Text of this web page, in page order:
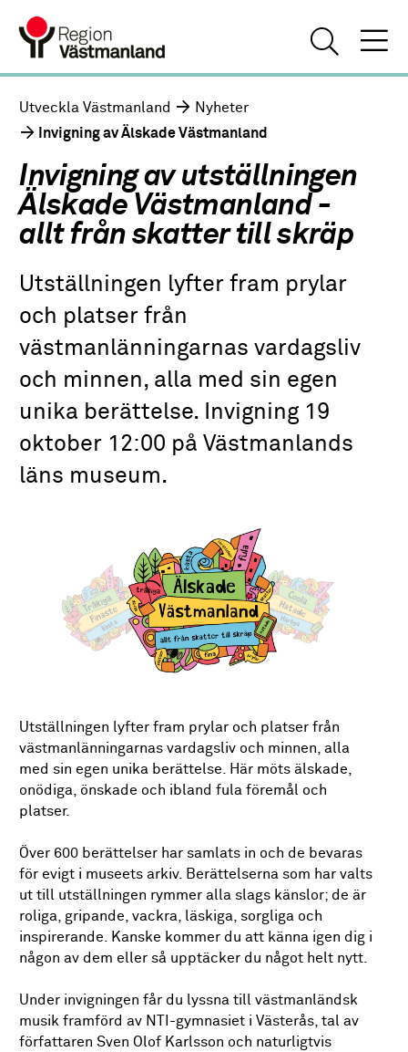
Utveckla Västmanland
Nyheter
Invigning av Älskade Västmanland
Invigning av utställningen
Älskade Västmanland -
allt från skatter till skräp
Utställningen lyfter fram prylar
och platser från
västmanlänningarnas vardagsliv
och minnen, alla med sin egen
unika berättelse. Invigning 19
oktober 12:00 på Västmanlands
läns museum.
Utställningen lyfter fram prylar och platser från
västmanlänningarnas vardagsliv och minnen, alla
med sin egen unika berättelse. Här möts älskade,
onödiga, önskade och ibland fula föremål och
platser.
Över 600 berättelser har samlats in och de bevaras
för evigt i museets arkiv. Berättelserna som har valts
ut till utställningen rymmer alla slags känslor; de är
roliga, gripande, vackra, läskiga, sorgliga och
inspirerande. Kanske kommer du att känna igen dig i
någon av dem eller så upptäcker du något helt nytt.
Under invigningen får du lyssna till västmanländsk
musik framförd av NTI-gymnasiet i Västerås, tal av
författaren Sven Olof Karlsson och naturligtvis